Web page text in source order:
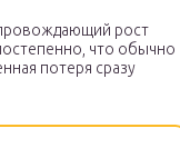
рост
что обычно
потеря сразу